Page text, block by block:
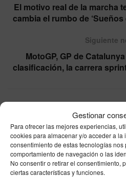
Gestionar
Para ofrecer las mejores experiencias,
cookies para almacenar y/o acceder a
consentimiento de estas tecnologías
comportamiento de navegación o las
No consentir o retirar el consentimiento,
ciertas características y funciones.
El motivo real de la marcha
cambia el rumbo de
Siguiente
MotoGP, GP de
clasificación, la carrera